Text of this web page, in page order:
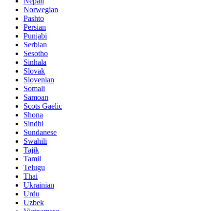
Norwegian
Pashto
Persian
Punjabi
Serbian
Sesotho
Sinhala
Slovak
Slovenian
Somali
Samoan
Scots Gaelic
Shona
Sindhi
Sundanese
Swahili
Tajik
Tamil
Telugu
Thai
Ukrainian
Urdu
Uzbek